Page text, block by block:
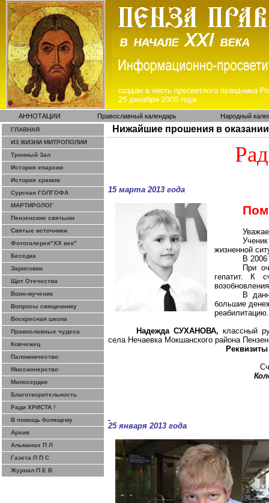
АННОТАЦИИ Православный календарь Народный
ГЛАВНАЯ
ИЗ ЖИЗНИ МИТРОПОЛИИ
Тронный Зал
История епархии
История храмов
Сурская ГОЛГОФА
МАРТИРОЛОГ
Пензенские святыни
Святые источники
Фотогалерея"ХХ век"
Беседка
Зарисовки
Щит Отечества
Воин-мученик
Вопросы священнику
Воскресная школа
Православные чудеса
Ковчежец
Паломничество
Миссионерство
Милосердие
Благотворительность
Ради ХРИСТА !
В помощь болящему
Архив
Альманах П Л
Газета П П С
Журнал П Е В
Нижайшие прошения в
15 марта 2013 года
жизненной
В
При
гепатит. К
В
большие
реабилитацию.
Надежда СУХАНОВА, классный
села Нечаевка Мокшанского района
25 января 2013 года